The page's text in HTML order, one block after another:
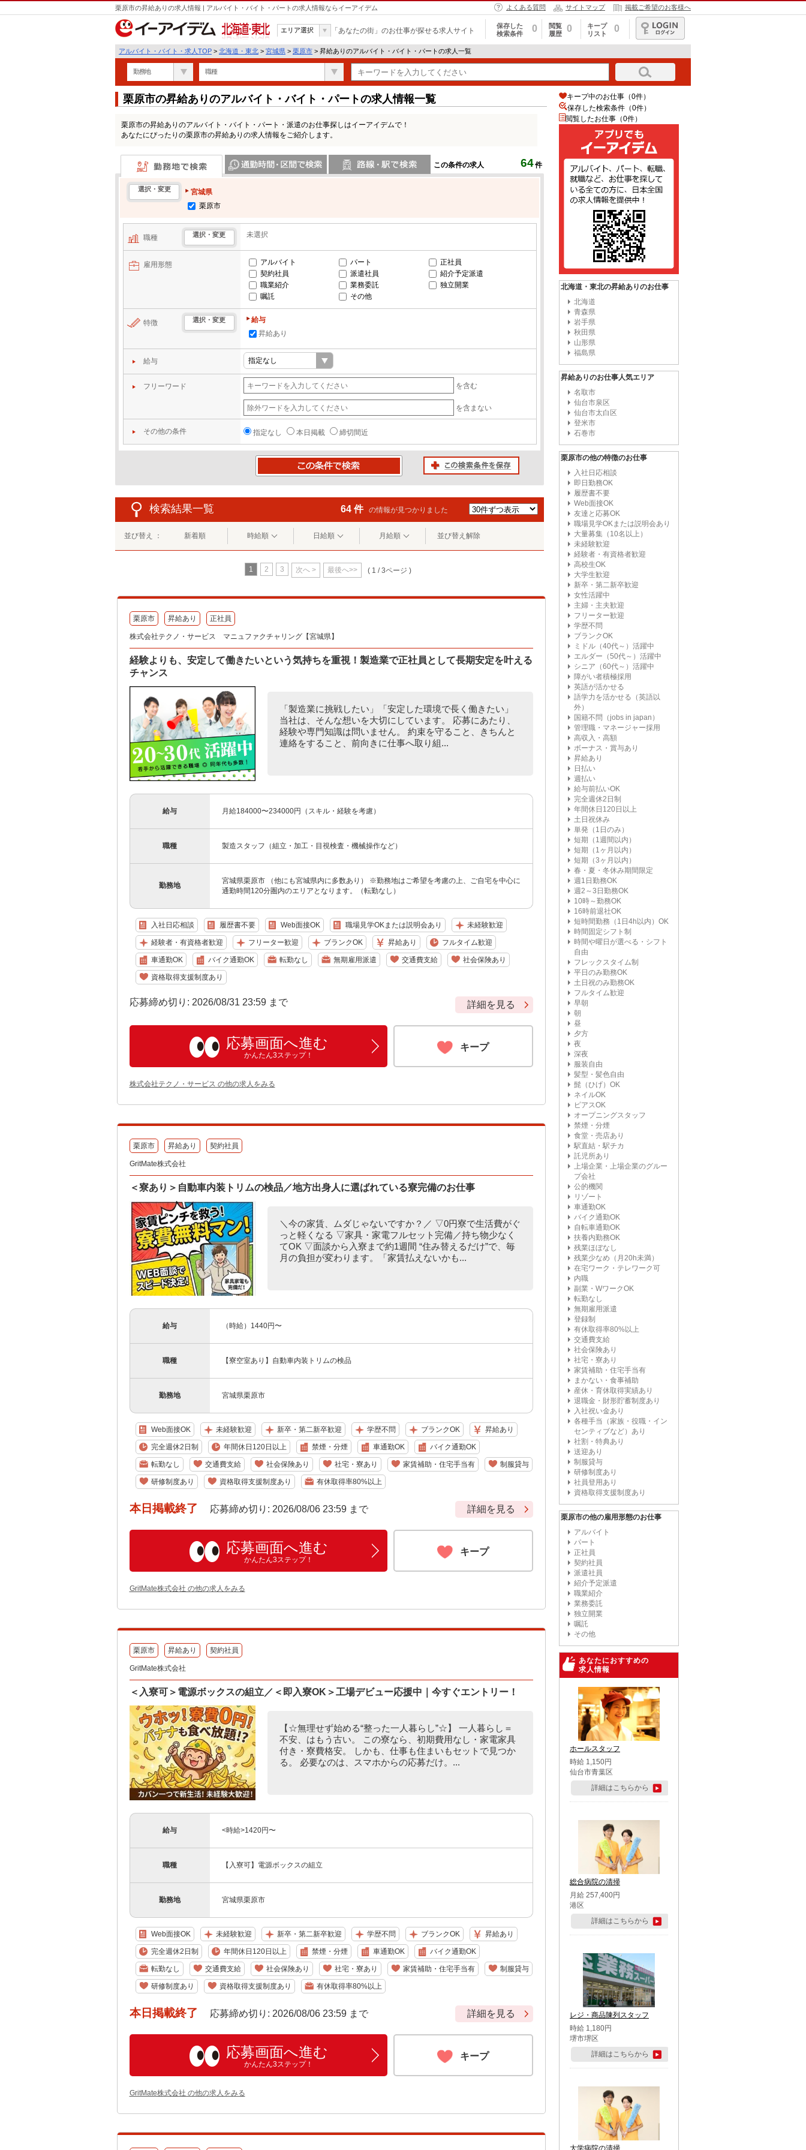
栗原市の昇給ありの求人情報 | アルバイト・バイト・パートの求人情報ならイーアイデム よくある質問 サイトマップ 掲載ご希望のお客様へ
北海道・東北
エリア選択 「あなたの街」のお仕事が探せる求人サイト
保存した
検索条件
0
閲覧
履歴
0
キープ
リスト
0
ログイン
アルバイト・バイト・求人TOP > 北海道・東北 > 宮城県 > 栗原市 > 昇給ありのアルバイト・バイト・パートの求人一覧
勤務地 職種
栗原市の昇給ありのアルバイト・バイト・パートの求人情報一覧
栗原市の昇給ありのアルバイト・バイト・パート・派遣のお仕事探しはイーアイデムで！
あなたにぴったりの栗原市の昇給ありの求人情報をご紹介します。
この条件の求人 64件
勤務地で検索
選択・変更
宮城県
栗原市
職種 選択・変更 未選択
雇用形態 アルバイト パート
正社員
契約社員
派遣社員
紹介予定派遣
職業紹介
業務委託
独立開業
嘱託
その他
特徴 選択・変更
給与
昇給あり
給与
フリーワード を含む
を含まない
その他の条件 指定なし 本日掲載 締切間近
検索結果一覧 64 件 の情報が見つかりました
並び替え ： 新着順 時給順 日給順 月給順 並び替え解除
1 2 3 次へ > 最後へ>> ( 1 / 3ページ )
栗原市 昇給あり 正社員
株式会社テクノ・サービス マニュファクチャリング【宮城県】
経験よりも、安定して働きたいという気持ちを重視！製造業で正社員として長期安定を叶える
チャンス
「製造業に挑戦したい」「安定した環境で長く働きたい」
当社は、そんな想いを大切にしています。 応募にあたり、
経験や専門知識は問いません。 約束を守ること、きちんと
連絡をすること、前向きに仕事へ取り組...
給与 月給184000〜234000円（スキル・経験を考慮）
職種 製造スタッフ（組立・加工・目視検査・機械操作など）
勤務地
宮城県栗原市 （他にも宮城県内に多数あり） ※勤務地はご希望を考慮の上、ご自宅を中心に
通勤時間120分圏内のエリアとなります。（転勤なし）
入社日応相談 履歴書不要 Web面接OK 職場見学OKまたは説明会あり 未経験歓迎
経験者・有資格者歓迎 フリーター歓迎 ブランクOK 昇給あり フルタイム歓迎
車通勤OK バイク通勤OK 転勤なし 無期雇用派遣 交通費支給 社会保険あり
資格取得支援制度あり
応募締め切り: 2026/08/31 23:59 まで 詳細を見る
応募画面へ進む
かんたん3ステップ！
キープ
株式会社テクノ・サービス の他の求人をみる
栗原市 昇給あり 契約社員
GritMate株式会社
＜寮あり＞自動車内装トリムの検品／地方出身人に選ばれている寮完備のお仕事
＼今の家賃、ムダじゃないですか？／ ▽0円寮で生活費がぐ
っと軽くなる ▽家具・家電フルセット完備／持ち物少なく
てOK ▽面談から入寮まで約1週間 “住み替えるだけ”で、毎
月の負担が変わります。「家賃払えないかも...
給与 （時給）1440円〜
職種 【寮空室あり】自動車内装トリムの検品
勤務地 宮城県栗原市
Web面接OK 未経験歓迎 新卒・第二新卒歓迎 学歴不問 ブランクOK 昇給あり
完全週休2日制 年間休日120日以上 禁煙・分煙 車通勤OK バイク通勤OK
転勤なし 交通費支給 社会保険あり 社宅・寮あり 家賃補助・住宅手当有 制服貸与
研修制度あり 資格取得支援制度あり 有休取得率80%以上
本日掲載終了 応募締め切り: 2026/08/06 23:59 まで 詳細を見る
応募画面へ進む
かんたん3ステップ！
キープ
GritMate株式会社 の他の求人をみる
栗原市 昇給あり 契約社員
GritMate株式会社
＜入寮可＞電源ボックスの組立／＜即入寮OK＞工場デビュー応援中｜今すぐエントリー！
【☆無理せず始める“整った一人暮らし”☆】 一人暮らし＝
不安、はもう古い。 この寮なら、初期費用なし・家電家具
付き・寮費格安。 しかも、仕事も住まいもセットで見つか
る。 必要なのは、スマホからの応募だけ。...
給与 <時給>1420円〜
職種 【入寮可】電源ボックスの組立
勤務地 宮城県栗原市
Web面接OK 未経験歓迎 新卒・第二新卒歓迎 学歴不問 ブランクOK 昇給あり
完全週休2日制 年間休日120日以上 禁煙・分煙 車通勤OK バイク通勤OK
転勤なし 交通費支給 社会保険あり 社宅・寮あり 家賃補助・住宅手当有 制服貸与
研修制度あり 資格取得支援制度あり 有休取得率80%以上
本日掲載終了 応募締め切り: 2026/08/06 23:59 まで 詳細を見る
応募画面へ進む
かんたん3ステップ！
キープ
GritMate株式会社 の他の求人をみる
キープ中のお仕事（0件）
保存した検索条件（0件）
閲覧したお仕事（0件）
北海道・東北の昇給ありのお仕事
北海道
青森県
岩手県
秋田県
山形県
福島県
昇給ありのお仕事人気エリア
名取市
仙台市泉区
仙台市太白区
登米市
石巻市
栗原市の他の特徴のお仕事
入社日応相談
即日勤務OK
履歴書不要
Web面接OK
友達と応募OK
職場見学OKまたは説明会あり
大量募集（10名以上）
未経験歓迎
経験者・有資格者歓迎
高校生OK
大学生歓迎
新卒・第二新卒歓迎
女性活躍中
主婦・主夫歓迎
フリーター歓迎
学歴不問
ブランクOK
ミドル（40代～）活躍中
エルダー（50代～）活躍中
シニア（60代～）活躍中
障がい者積極採用
英語が活かせる
語学力を活かせる（英語以
外）
国籍不問（jobs in japan）
管理職・マネージャー採用
高収入・高額
ボーナス・賞与あり
昇給あり
日払い
週払い
給与前払いOK
完全週休2日制
年間休日120日以上
土日祝休み
単発（1日のみ）
短期（1週間以内）
短期（1ヶ月以内）
短期（3ヶ月以内）
春・夏・冬休み期間限定
週1日勤務OK
週2～3日勤務OK
10時～勤務OK
16時前退社OK
短時間勤務（1日4h以内）OK
時間固定シフト制
時間や曜日が選べる・シフト
自由
フレックスタイム制
平日のみ勤務OK
土日祝のみ勤務OK
フルタイム歓迎
早朝
朝
昼
夕方
夜
深夜
服装自由
髪型・髪色自由
髭（ひげ）OK
ネイルOK
ピアスOK
オープニングスタッフ
禁煙・分煙
食堂・売店あり
駅直結・駅チカ
託児所あり
上場企業・上場企業のグルー
プ会社
公的機関
リゾート
車通勤OK
バイク通勤OK
自転車通勤OK
扶養内勤務OK
残業ほぼなし
残業少なめ（月20h未満）
在宅ワーク・テレワーク可
内職
副業・WワークOK
転勤なし
無期雇用派遣
登録制
有休取得率80%以上
交通費支給
社会保険あり
社宅・寮あり
家賃補助・住宅手当有
まかない・食事補助
産休・育休取得実績あり
退職金・財形貯蓄制度あり
入社祝い金あり
各種手当（家族・役職・イン
センティブなど）あり
社割・特典あり
送迎あり
制服貸与
研修制度あり
社員登用あり
資格取得支援制度あり
栗原市の他の雇用形態のお仕事
アルバイト
パート
正社員
契約社員
派遣社員
紹介予定派遣
職業紹介
業務委託
独立開業
嘱託
その他
あなたにおすすめの
求人情報
ホールスタッフ
時給 1,150円
仙台市青葉区
詳細はこちらから
総合病院の清掃
月給 257,400円
港区
詳細はこちらから
レジ・商品陳列スタッフ
時給 1,180円
堺市堺区
詳細はこちらから
大学病院の清掃